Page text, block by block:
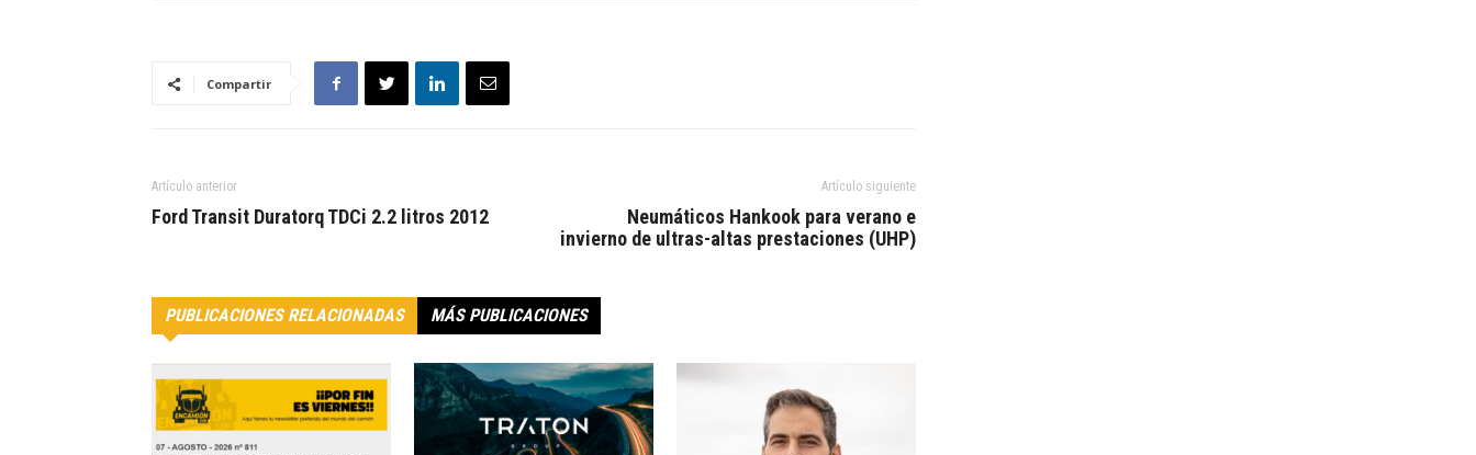
Compartir
Artículo anterior
Ford Transit Duratorq TDCi 2.2 litros 2012
Artículo siguiente
Neumáticos Hankook para verano e
invierno de ultras-altas prestaciones (UHP)
PUBLICACIONES RELACIONADAS MÁS PUBLICACIONES